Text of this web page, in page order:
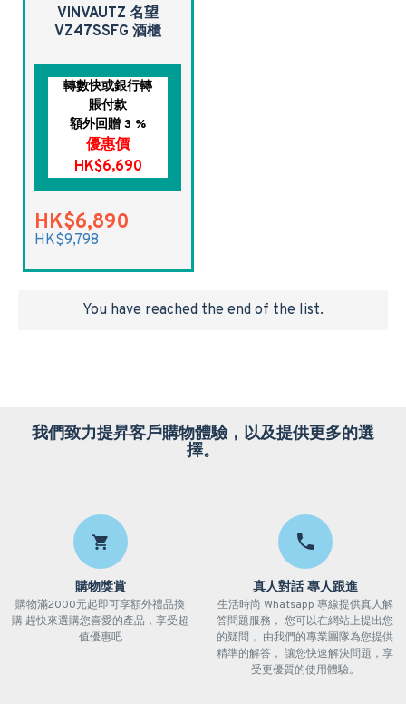
VINVAUTZ 名望
VZ47SSFG 酒櫃
轉數快或銀行轉
賬付款
額外回贈 3 %
優惠價
HK$6,690
HK$6,890
HK$9,798
You have reached the end of the list.
我們致力提昇客戶購物體驗，以及提供更多的選
擇。
購物獎賞
購物滿2000元起即可享額外禮品換
購 趕快來選購您喜愛的產品，享受超
值優惠吧
真人對話 專人跟進
生活時尚 Whatsapp 專線提供真人解
答問題服務， 您可以在網站上提出您
的疑問， 由我們的專業團隊為您提供
精準的解答， 讓您快速解決問題，享
受更優質的使用體驗。